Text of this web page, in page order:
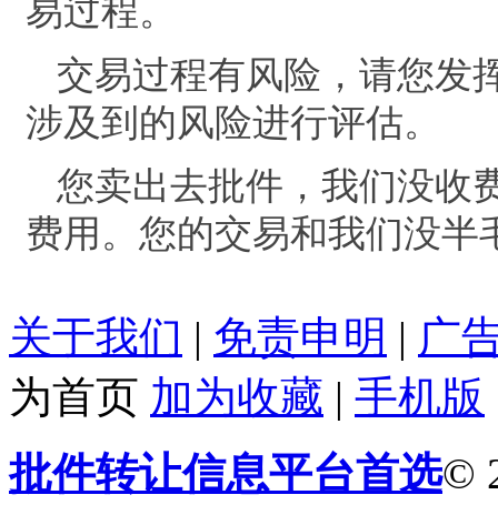
易过程。
交易过程有风险，请您发
涉及到的风险进行评估。
您卖出去批件，我们没收
费用。您的交易和我们没半
关于我们 | 免责申明 | 广
为首页 加为收藏 | 手机版
批件转让信息平台首选©